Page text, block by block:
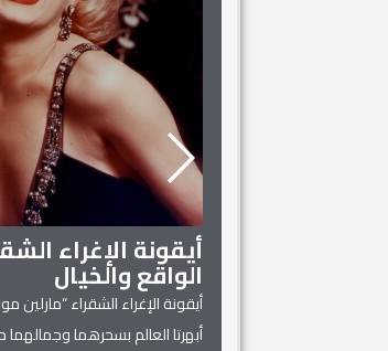
أيقونة الإغراء
الواقع والخيال
أيقونة الإغراء الشقراء
أبهرتا العالم بسحرهما